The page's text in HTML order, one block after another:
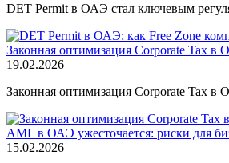
DET Permit в ОАЭ стал ключевым
Законная оптимизация Corporate Tax в
19.02.2026
Законная оптимизация Corporate Tax в
AML в ОАЭ ужесточается: риски для
15.02.2026